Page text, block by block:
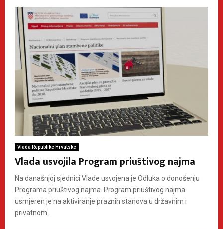
Vlada Republike Hrvatske
Vlada usvojila Program priuštivog najma
Na današnjoj sjednici Vlade usvojena je Odluka o donošenju
Programa priuštivog najma. Program priuštivog najma
usmjeren je na aktiviranje praznih stanova u državnim i
privatnom...